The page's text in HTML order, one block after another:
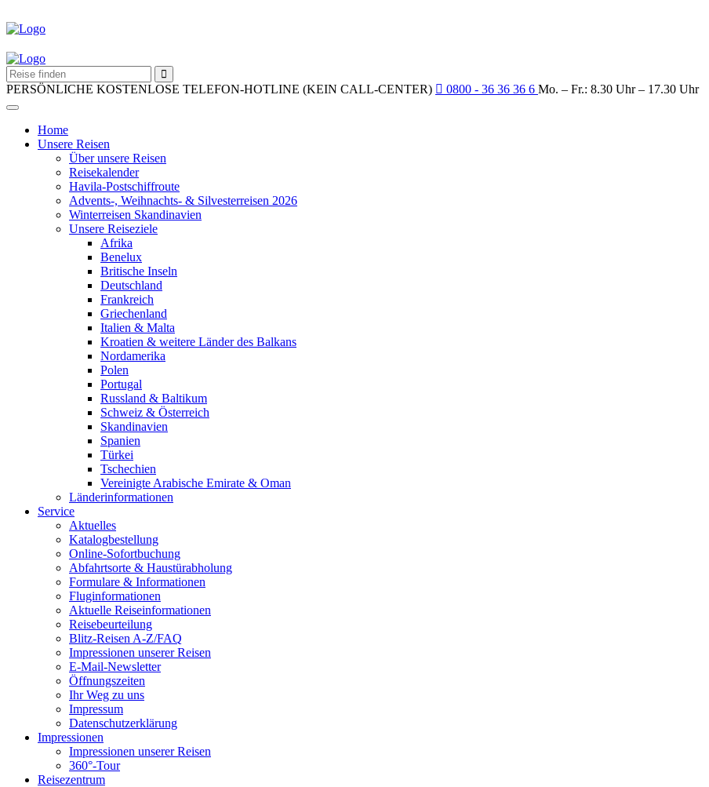
PERSÖNLICHE KOSTENLOSE TELEFON-HOTLINE (KEIN CALL-CENTER) 0800 - 36 36 36 6 Mo. – Fr.: 8.30 Uhr – 17.30 Uhr
Home
Unsere Reisen
Über unsere Reisen
Reisekalender
Havila-Postschiffroute
Advents-, Weihnachts- & Silvesterreisen 2026
Winterreisen Skandinavien
Unsere Reiseziele
Afrika
Benelux
Britische Inseln
Deutschland
Frankreich
Griechenland
Italien & Malta
Kroatien & weitere Länder des Balkans
Nordamerika
Polen
Portugal
Russland & Baltikum
Schweiz & Österreich
Skandinavien
Spanien
Türkei
Tschechien
Vereinigte Arabische Emirate & Oman
Länderinformationen
Service
Aktuelles
Katalogbestellung
Online-Sofortbuchung
Abfahrtsorte & Haustürabholung
Formulare & Informationen
Fluginformationen
Aktuelle Reiseinformationen
Reisebeurteilung
Blitz-Reisen A-Z/FAQ
Impressionen unserer Reisen
E-Mail-Newsletter
Öffnungszeiten
Ihr Weg zu uns
Impressum
Datenschutzerklärung
Impressionen
Impressionen unserer Reisen
360°-Tour
Reisezentrum